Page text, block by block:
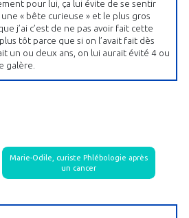
pour lui, ça lui évite de se sentir
« bête curieuse » et le plus gros
j’ai c’est de ne pas avoir fait cette
tôt parce que si on l’avait fait dès
un ou deux ans, on lui aurait évité 4 ou
galère.
Marie-Odile, curiste Phlébologie après
un cancer